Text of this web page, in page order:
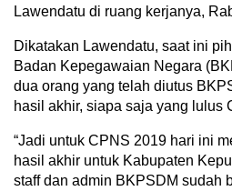
Lawendatu di ruang kerjanya,
Dikatakan Lawendatu, saat ini
Badan Kepegawaian Negara
dua orang yang telah diutus
hasil akhir, siapa saja yang lulus
“Jadi untuk CPNS 2019 hari ini
hasil akhir untuk Kabupaten
staff dan admin BKPSDM sudah